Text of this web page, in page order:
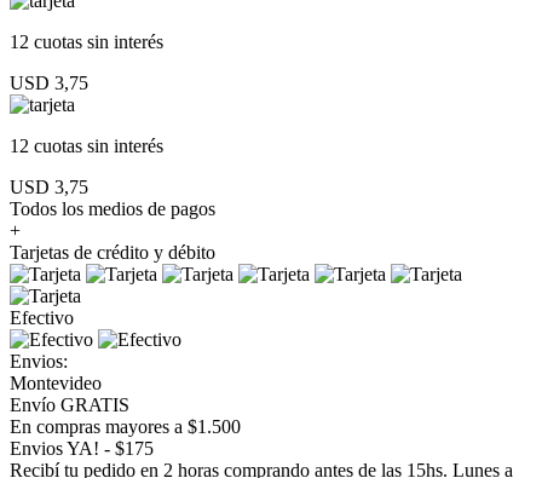
12 cuotas sin interés
USD 3,75
12 cuotas sin interés
USD 3,75
Todos los medios de pagos
+
Tarjetas de crédito y débito
Efectivo
Envios:
Montevideo
Envío GRATIS
En compras mayores a $1.500
Envios YA! - $175
Recibí tu pedido en 2 horas comprando antes de las 15hs. Lunes a